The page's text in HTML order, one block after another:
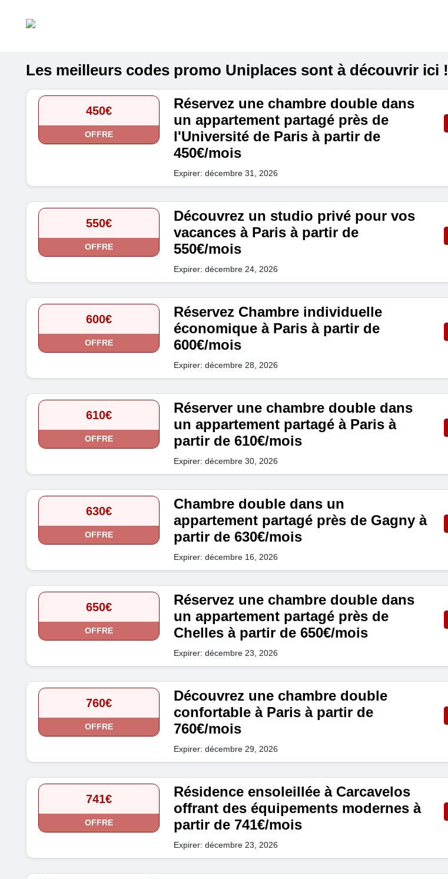
Les meilleurs codes promo Uniplaces sont à découvrir ici !
450€
OFFRE
Réservez une chambre double dans
un appartement partagé près de
l'Université de Paris à partir de
450€/mois
Expirer: décembre 31, 2026
550€
OFFRE
Découvrez un studio privé pour vos
vacances à Paris à partir de
550€/mois
Expirer: décembre 24, 2026
600€
OFFRE
Réservez Chambre individuelle
économique à Paris à partir de
600€/mois
Expirer: décembre 28, 2026
610€
OFFRE
Réserver une chambre double dans
un appartement partagé à Paris à
partir de 610€/mois
Expirer: décembre 30, 2026
630€
OFFRE
Chambre double dans un
appartement partagé près de Gagny à
partir de 630€/mois
Expirer: décembre 16, 2026
650€
OFFRE
Réservez une chambre double dans
un appartement partagé près de
Chelles à partir de 650€/mois
Expirer: décembre 23, 2026
760€
OFFRE
Découvrez une chambre double
confortable à Paris à partir de
760€/mois
Expirer: décembre 29, 2026
741€
OFFRE
Résidence ensoleillée à Carcavelos
offrant des équipements modernes à
partir de 741€/mois
Expirer: décembre 23, 2026